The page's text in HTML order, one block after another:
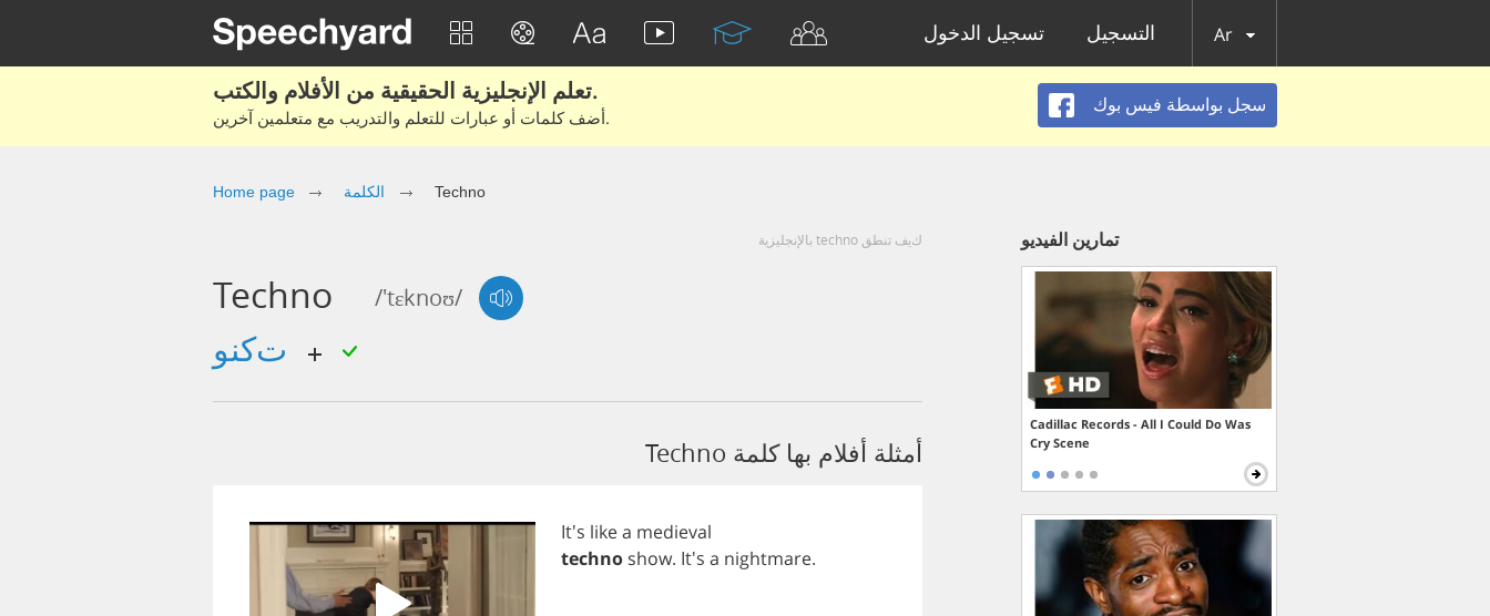
تسجيل الدخول التسجيل Ar
تعلم الإنجليزية الحقيقية من الأفلام والكتب.
أضف كلمات أو عبارات للتعلم والتدريب مع متعلمين آخرين.
سجل بواسطة فيس بوك
Home page الكلمة Techno
كيف تنطق techno بالإنجليزية
Techno /'tɛknoʊ/
أمثلة أفلام بها كلمة Techno
It's likea medieval
techno show. It's a nightmare.
تمارين الفيديو
Cadillac Records - All I Could Do Was
Cry Scene